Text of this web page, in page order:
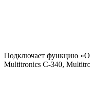
Подключает функцию
Мultitronics C-340,